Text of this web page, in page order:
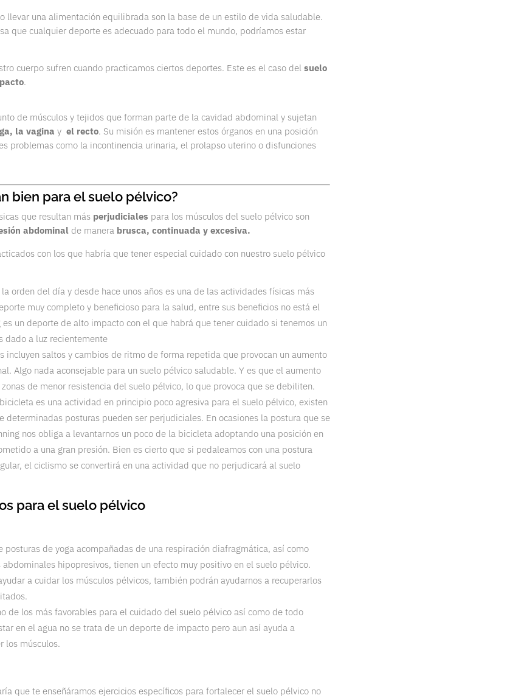
llevar una alimentación equilibrada son la base de un estilo de vida saludable.
que cualquier deporte es adecuado para todo el mundo, podríamos estar
cuerpo sufren cuando practicamos ciertos deportes. Este es el caso del suelo
.
de músculos y tejidos que forman parte de la cavidad abdominal y sujetan
la vagina y el recto. Su misión es mantener estos órganos en una posición
problemas como la incontinencia urinaria, el prolapso uterino o disfunciones
bien para el suelo pélvico?
que resultan más perjudiciales para los músculos del suelo pélvico son
abdominalde manera brusca, continuada y excesiva.
con los que habría que tener especial cuidado con nuestro suelo pélvico
orden del día y desde hace unos años es una de las actividades físicas más
muy completo y beneficioso para la salud, entre sus beneficios no está el
es un deporte de alto impacto con el que habrá que tener cuidado si tenemos un
dado a luz recientemente
incluyen saltos y cambios de ritmo de forma repetida que provocan un aumento
Algo nada aconsejable para un suelo pélvico saludable. Y es que el aumento
de menor resistencia del suelo pélvico, lo que provoca que se debiliten.
es una actividad en principio poco agresiva para el suelo pélvico, existen
determinadas posturas pueden ser perjudiciales. En ocasiones la postura que se
nos obliga a levantarnos un poco de la bicicleta adoptando una posición en
a una gran presión. Bien es cierto que si pedaleamos con una postura
el ciclismo se convertirá en una actividad que no perjudicará al suelo
para el suelo pélvico
posturas de yoga acompañadas de una respiración diafragmática, así como
hipopresivos, tienen un efecto muy positivo en el suelo pélvico.
a cuidar los músculos pélvicos, también podrán ayudarnos a recuperarlos
de los más favorables para el cuidado del suelo pélvico así como de todo
en el agua no se trata de un deporte de impacto pero aun así ayuda a
los músculos.
que te enseñáramos ejercicios específicos para fortalecer el suelo pélvico no